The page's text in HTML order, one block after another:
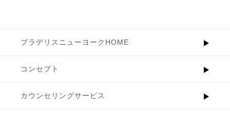
ブラデリスニューヨークHOME
コンセプト
カウンセリングサービス